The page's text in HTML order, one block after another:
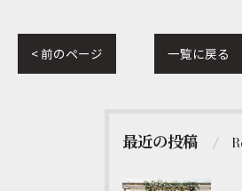
< 前のページ 一覧に戻る
最近の投稿